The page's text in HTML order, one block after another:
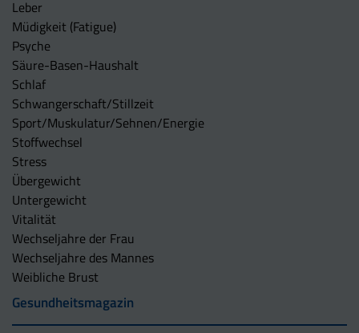
Leber
Müdigkeit (Fatigue)
Psyche
Säure-Basen-Haushalt
Schlaf
Schwangerschaft/Stillzeit
Sport/Muskulatur/Sehnen/Energie
Stoffwechsel
Stress
Übergewicht
Untergewicht
Vitalität
Wechseljahre der Frau
Wechseljahre des Mannes
Weibliche Brust
Gesundheitsmagazin